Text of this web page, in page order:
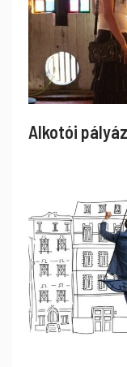
Alkotói